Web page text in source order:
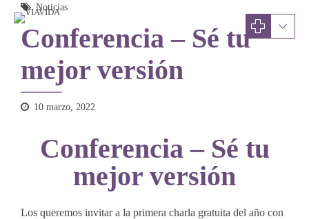
Noticias
Conferencia – Sé tu
mejor versión
10 marzo, 2022
Conferencia – Sé tu
mejor versión
Los queremos invitar a la primera charla gratuita del año con